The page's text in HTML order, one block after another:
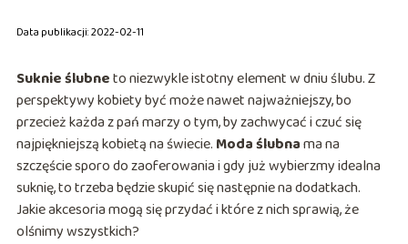
Data publikacji: 2022-02-11
Suknie ślubneto niezwykle istotny element w dniu ślubu. Z
perspektywy kobiety być może nawet najważniejszy, bo
przecież każda z pań marzy o tym, by zachwycać i czuć się
najpiękniejszą kobietą na świecie. Moda ślubnama na
szczęście sporo do zaoferowania i gdy już wybierzmy idealna
suknię, to trzeba będzie skupić się następnie na dodatkach.
Jakie akcesoria mogą się przydać i które z nich sprawią, że
olśnimy wszystkich?